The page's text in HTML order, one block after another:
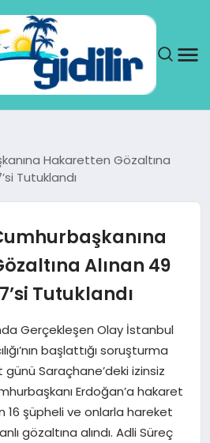
Hakaretten Gözaltına
Tutuklandı
Alınan 49
Tutuklandı
Gerçekleşen Olay İstanbul
başlattığı soruşturma
Saraçhane’deki izinsiz
Erdoğan’a hakaret
şüpheli ve onlarla hareket
gözaltına alındı. Adli Süreç